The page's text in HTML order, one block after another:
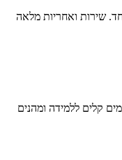
שירות ואחריות מלאה
קלים ללמידה ומהנים